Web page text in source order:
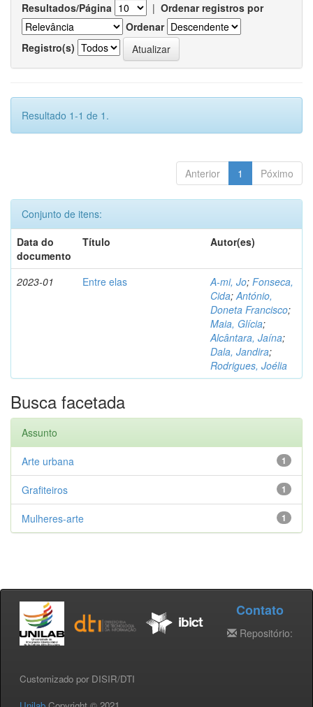
Resultados/Página | Ordenar registros por
Ordenar
Registro(s)
Resultado 1-1 de 1.
Anterior 1 Póximo
Conjunto de itens:
Data do
documento
Título Autor(es)
2023-01 Entre elas A-mi, Jo; Fonseca,
Cida;António,
Doneta Francisco;
Maia, Glícia;
Alcântara, Jaína;
Dala, Jandira;
Rodrigues, Joélia
Busca facetada
Assunto
1
Arte urbana
1
Grafiteiros
1
Mulheres-arte
Customizado por DISIR/DTI
Contato
Repositório: